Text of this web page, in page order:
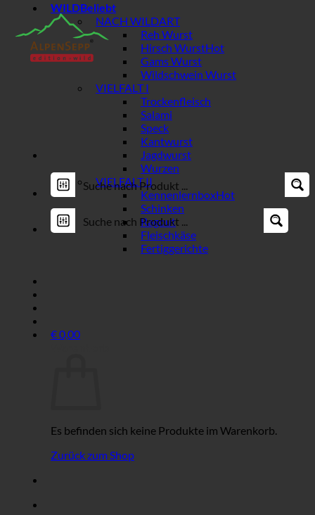
€0,00
Es befinden sich keine Produkte im Warenkorb.
Zurück zum Shop
WILD
NACH WILDART
Reh Wurst
Hirsch Wurst
Gams Wurst
Wildschwein Wurst
VIELFALT I
Trockenfleisch
Salami
Speck
Kantwurst
Jagdwurst
Wurzen
VIELFALT II
Kennenlernbox
Schinken
Ragout
Fleischkäse
Fertiggerichte